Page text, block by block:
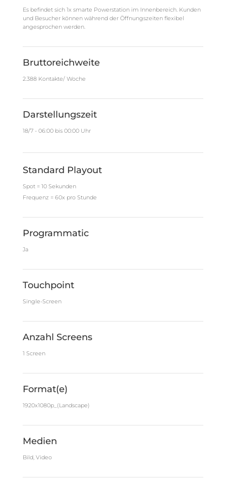
Es befindet sich 1x smarte Powerstation im Innenbereich. Kunden
und Besucher können während der Öffnungszeiten flexibel
angesprochen werden.
Bruttoreichweite
2.388 Kontakte/ Woche
Darstellungszeit
18/7 - 06:00 bis 00:00 Uhr
Standard Playout
Spot = 10 Sekunden
Frequenz = 60x pro Stunde
Programmatic
Ja
Touchpoint
Single-Screen
Anzahl Screens
1 Screen
Format(e)
1920x1080p_(Landscape)
Medien
Bild, Video